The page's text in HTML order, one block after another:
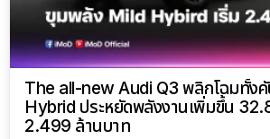
The all-new Audi Q3 พลิกโฉมทั้ง
Hybrid ประหยัดพลังงานเพิ่มขึ้น
2.499 ล้านบาท